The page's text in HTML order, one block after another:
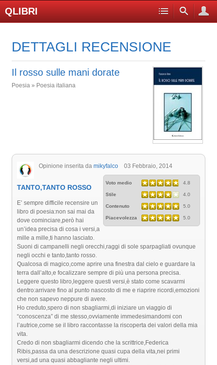
QLIBRI
DETTAGLI RECENSIONE
Il rosso sulle mani dorate
Poesia » Poesia italiana
Opinione inserita da mikyfalco 03 Febbraio, 2014
Voto medio 4.8
Stile 4.0
Contenuto 5.0
Piacevolezza 5.0
TANTO,TANTO ROSSO
E’ sempre difficile recensire un
libro di poesia:non sai mai da
dove cominciare,però hai
un’idea precisa di cosa i versi,a
mille a mille,ti hanno lasciato.
Suoni di campanelli negli orecchi,raggi di sole sparpagliati ovunque
negli occhi e tanto,tanto rosso.
Qualcosa di magico,come aprire una finestra dal cielo e guardare la
terra dall’alto,e focalizzare sempre di più una persona precisa.
Leggere questo libro,leggere questi versi,è stato come scavarmi
dentro:arrivare fino al punto nascosto di me e riaprire ricordi,emozioni
che non sapevo neppure di avere.
Ho creduto,spero di non sbagliarmi,di iniziare un viaggio di
“conoscenza” di me stesso,ovviamente immedesimandomi con
l’autrice,come se il libro raccontasse la riscoperta dei valori della mia
vita.
Credo di non sbagliarmi dicendo che la scrittrice,Federica
Ribis,passa da una descrizione quasi cupa della vita,nei primi
versi,ad una quasi abbagliante negli ultimi.